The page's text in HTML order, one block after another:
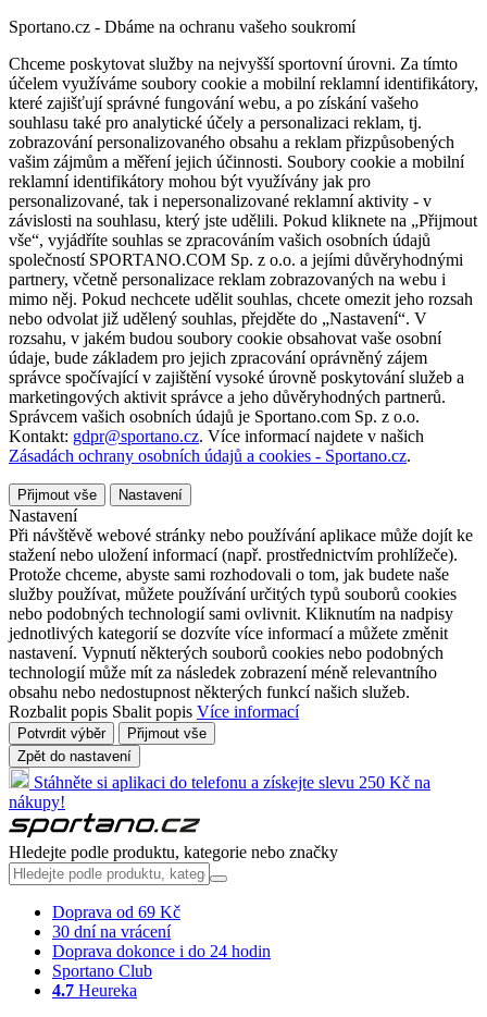
Sportano.cz - Dbáme na ochranu vašeho soukromí
Chceme poskytovat služby na nejvyšší sportovní úrovni. Za tímto
účelem využíváme soubory cookie a mobilní reklamní identifikátory,
které zajišťují správné fungování webu, a po získání vašeho
souhlasu také pro analytické účely a personalizaci reklam, tj.
zobrazování personalizovaného obsahu a reklam přizpůsobených
vašim zájmům a měření jejich účinnosti. Soubory cookie a mobilní
reklamní identifikátory mohou být využívány jak pro
personalizované, tak i nepersonalizované reklamní aktivity - v
závislosti na souhlasu, který jste udělili. Pokud kliknete na „Přijmout
vše“, vyjádříte souhlas se zpracováním vašich osobních údajů
společností SPORTANO.COM Sp. z o.o. a jejími důvěryhodnými
partnery, včetně personalizace reklam zobrazovaných na webu i
mimo něj. Pokud nechcete udělit souhlas, chcete omezit jeho rozsah
nebo odvolat již udělený souhlas, přejděte do „Nastavení“. V
rozsahu, v jakém budou soubory cookie obsahovat vaše osobní
údaje, bude základem pro jejich zpracování oprávněný zájem
správce spočívající v zajištění vysoké úrovně poskytování služeb a
marketingových aktivit správce a jeho důvěryhodných partnerů.
Správcem vašich osobních údajů je Sportano.com Sp. z o.o.
Kontakt: gdpr@sportano.cz. Více informací najdete v našich
Zásadách ochrany osobních údajů a cookies - Sportano.cz.
Přijmout vše Nastavení
Nastavení
Při návštěvě webové stránky nebo používání aplikace může dojít ke
stažení nebo uložení informací (např. prostřednictvím prohlížeče).
Protože chceme, abyste sami rozhodovali o tom, jak budete naše
služby používat, můžete používání určitých typů souborů cookies
nebo podobných technologií sami ovlivnit. Kliknutím na nadpisy
jednotlivých kategorií se dozvíte více informací a můžete změnit
nastavení. Vypnutí některých souborů cookies nebo podobných
technologií může mít za následek zobrazení méně relevantního
obsahu nebo nedostupnost některých funkcí našich služeb.
Rozbalit popis Sbalit popis Více informací
Potvrdit výběr
Přijmout vše
Zpět do nastavení
Stáhněte si aplikaci do telefonu a získejte slevu 250 Kč na
nákupy!
Hledejte podle produktu, kategorie nebo značky
Doprava od 69 Kč
30 dní na vrácení
Doprava dokonce i do 24 hodin
Sportano Club
4.7 Heureka